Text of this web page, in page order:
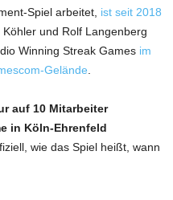
Spiel arbeitet, ist seit 2018
Köhler und Rolf Langenberg
Winning Streak Games im
Gelände
auf 10 Mitarbeiter
in Köln-Ehrenfeld
wie das Spiel heißt, wann